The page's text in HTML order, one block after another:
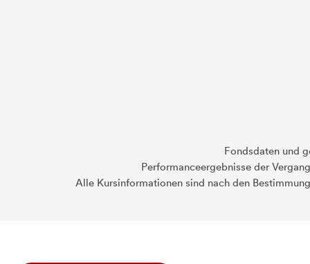
Fondsdaten und
Performanceergebnisse der
Alle Kursinformationen sind nach den